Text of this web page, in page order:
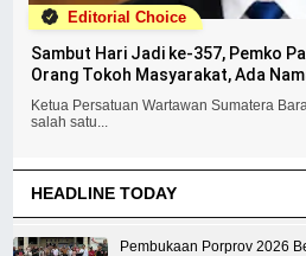
Editorial Choice
Sambut Hari Jadi ke-357, Pemko
Orang Tokoh Masyarakat, Ada
Ketua Persatuan Wartawan Sumatera
salah satu...
HEADLINE TODAY
Pembukaan Porprov 2026